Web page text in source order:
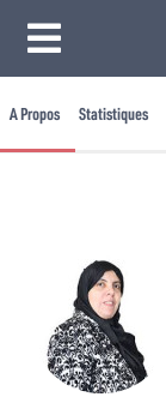
A Propos Statistiques